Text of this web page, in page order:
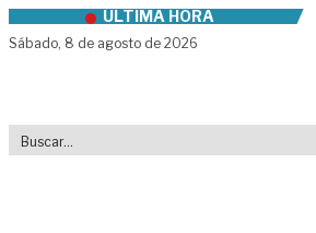
Skip to contentÚLTIMA HORA
Sábado, 8 de agosto de 2026